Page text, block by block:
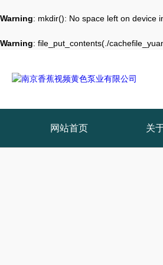
Warning: mkdir(): No space left on device
Warning: file_put_contents(./
网站首页 关